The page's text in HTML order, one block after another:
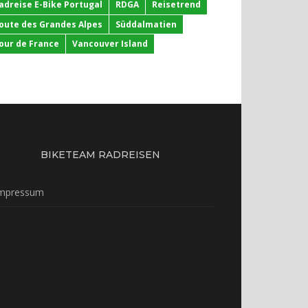
E-Bike Portugal
RDGA
Reisetrend
des Grandes Alpes
Süddalmatien
de France
Vancouver Island
BIKETEAM RADREISEN